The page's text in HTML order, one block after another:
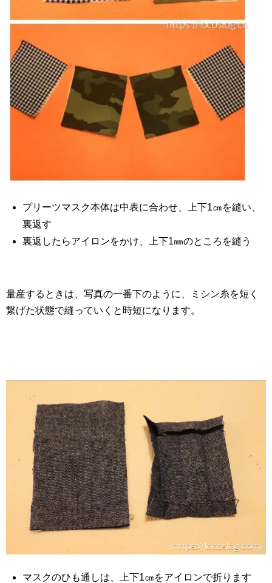
プリーツマスク本体は中表に合わせ、上下1㎝を縫い、
裏返す
裏返したらアイロンをかけ、上下1㎜のところを縫う
量産するときは、写真の一番下のように、ミシン糸を短く
繋げた状態で縫っていくと時短になります。
マスクのひも通しは、上下1㎝をアイロンで折ります